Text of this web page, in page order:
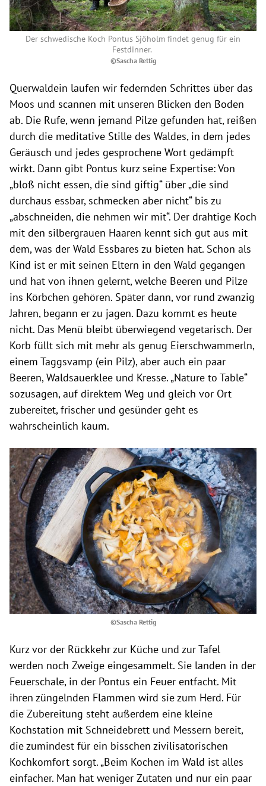
Der schwedische Koch Pontus Sjöholm findet genug für ein
Festdinner.
©Sascha Rettig
Querwaldein laufen wir federnden Schrittes über das
Moos und scannen mit unseren Blicken den Boden
ab. Die Rufe, wenn jemand Pilze gefunden hat, reißen
durch die meditative Stille des Waldes, in dem jedes
Geräusch und jedes gesprochene Wort gedämpft
wirkt. Dann gibt Pontus kurz seine Expertise: Von
„bloß nicht essen, die sind giftig“ über „die sind
durchaus essbar, schmecken aber nicht“ bis zu
„abschneiden, die nehmen wir mit“. Der drahtige Koch
mit den silbergrauen Haaren kennt sich gut aus mit
dem, was der Wald Essbares zu bieten hat. Schon als
Kind ist er mit seinen Eltern in den Wald gegangen
und hat von ihnen gelernt, welche Beeren und Pilze
ins Körbchen gehören. Später dann, vor rund zwanzig
Jahren, begann er zu jagen. Dazu kommt es heute
nicht. Das Menü bleibt überwiegend vegetarisch. Der
Korb füllt sich mit mehr als genug Eierschwammerln,
einem Taggsvamp (ein Pilz), aber auch ein paar
Beeren, Waldsauerklee und Kresse. „Nature to Table“
sozusagen, auf direktem Weg und gleich vor Ort
zubereitet, frischer und gesünder geht es
wahrscheinlich kaum.
©Sascha Rettig
Kurz vor der Rückkehr zur Küche und zur Tafel
werden noch Zweige eingesammelt. Sie landen in der
Feuerschale, in der Pontus ein Feuer entfacht. Mit
ihren züngelnden Flammen wird sie zum Herd. Für
die Zubereitung steht außerdem eine kleine
Kochstation mit Schneidebrett und Messern bereit,
die zumindest für ein bisschen zivilisatorischen
Kochkomfort sorgt. „Beim Kochen im Wald ist alles
einfacher. Man hat weniger Zutaten und nur ein paar